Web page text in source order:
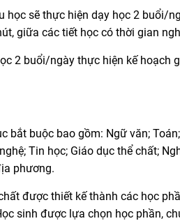
học sẽ thực hiện dạy học 2 buổi/
giữa các tiết học có thời gian
2 buổi/ngày thực hiện kế hoạch
bắt buộc bao gồm: Ngữ văn;
Tin học; Giáo dục thể chất;
phương.
được thiết kế thành các học
sinh được lựa chọn học phần,